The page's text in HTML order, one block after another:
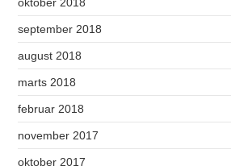
september 2018
august 2018
marts 2018
februar 2018
november 2017
oktober 2017